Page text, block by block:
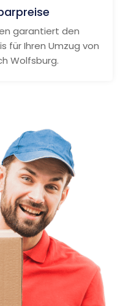
garantiert den
für Ihren Umzug von
Wolfsburg.